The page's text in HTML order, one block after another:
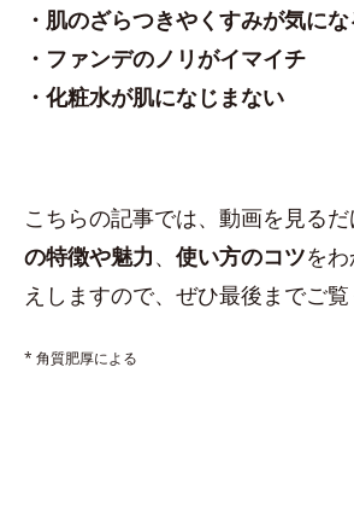
・肌のざらつきやくすみが気にな
・ファンデのノリがイマイチ
・化粧水が肌になじまない
こちらの記事では、動画を見るだ
の特徴や魅力、 使い方のコツを
えしますので、ぜひ最後までご覧
* 角質肥厚による